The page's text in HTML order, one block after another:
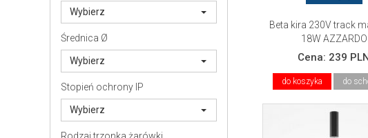
Wybierz
Średnica Ø
Wybierz
Stopień ochrony IP
Wybierz
Beta kira 230V track
18W AZZARDO
Cena: 239
do koszyka do